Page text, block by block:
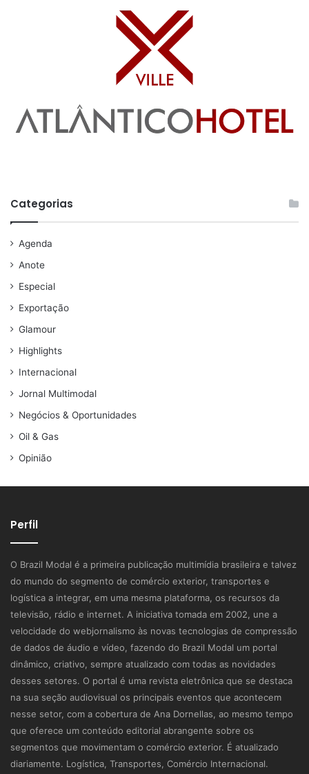
Categorias
Agenda
Anote
Especial
Exportação
Glamour
Highlights
Internacional
Jornal Multimodal
Negócios & Oportunidades
Oil & Gas
Opinião
Perfil
O Brazil Modal é a primeira publicação multimídia brasileira e talvez
do mundo do segmento de comércio exterior, transportes e
logística a integrar, em uma mesma plataforma, os recursos da
televisão, rádio e internet. A iniciativa tomada em 2002, une a
velocidade do webjornalismo às novas tecnologias de compressão
de dados de áudio e vídeo, fazendo do Brazil Modal um portal
dinâmico, criativo, sempre atualizado com todas as novidades
desses setores. O portal é uma revista eletrônica que se destaca
na sua seção audiovisual os principais eventos que acontecem
nesse setor, com a cobertura de Ana Dornellas, ao mesmo tempo
que oferece um conteúdo editorial abrangente sobre os
segmentos que movimentam o comércio exterior. É atualizado
diariamente. Logística, Transportes, Comércio Internacional.